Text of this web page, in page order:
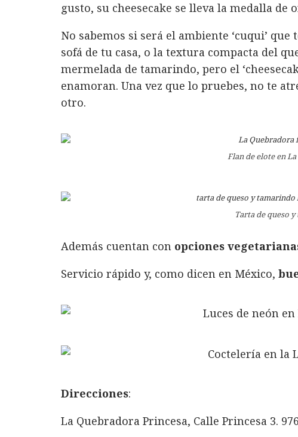
gusto, su cheesecake se lleva la medalla de
No sabemos si será el ambiente ‘cuqui’
sofá de tu casa, o la textura compacta del
mermelada de tamarindo, pero el
enamoran. Una vez que lo pruebes, no te
otro.
Flan de elote en
Tarta de queso
Además cuentan con opciones
Servicio rápido y, como dicen en México,
Direcciones:
La Quebradora Princesa, Calle Princesa 3.